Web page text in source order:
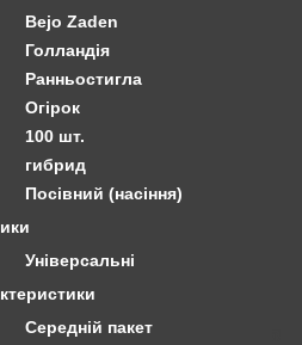
Bejo Zaden
Голландія
Ранньостигла
Огірок
100 шт.
гибрид
Посівний (насіння)
Універсальні
Середній пакет